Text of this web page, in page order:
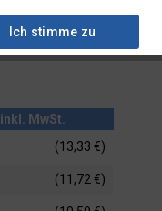
inkl. MwSt.
(13,33 €)
(11,72 €)
Ich stimme zu